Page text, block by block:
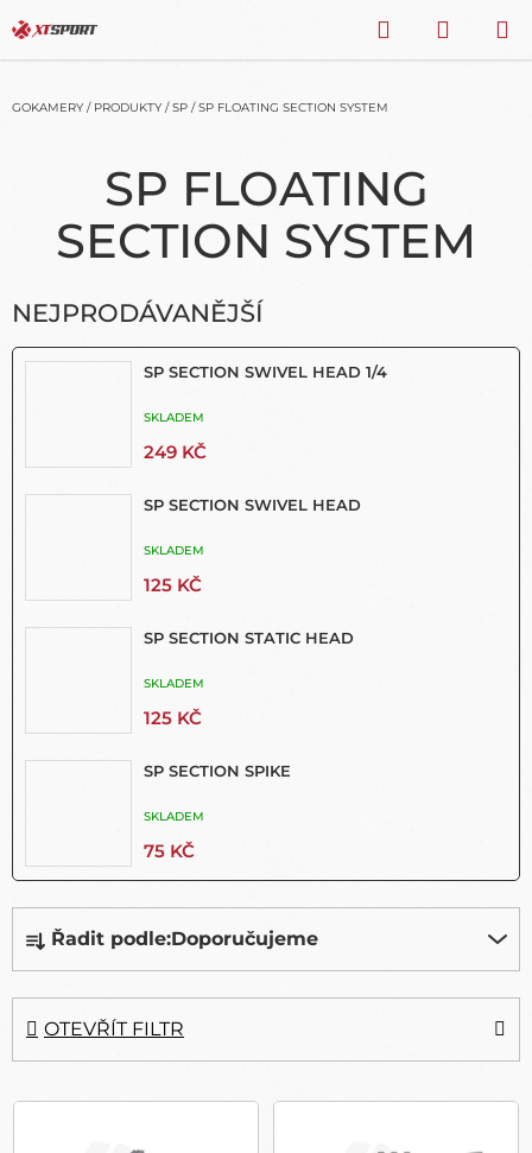
na
HLEDAT
KOŠÍK
GOKAMERY / PRODUKTY / SP / SP FLOATING SECTION SYSTEM
SP FLOATING
SECTION SYSTEM
NEJPRODÁVANĚJŠÍ
SP SECTION SWIVEL HEAD 1/4
SKLADEM
249 KČ
SP SECTION SWIVEL HEAD
SKLADEM
125 KČ
SP SECTION STATIC HEAD
SKLADEM
125 KČ
SP SECTION SPIKE
SKLADEM
75 KČ
A
Z
E
N
Í
R
Řadit podle:Doporučujeme
OTEVŘÍT FILTR
V